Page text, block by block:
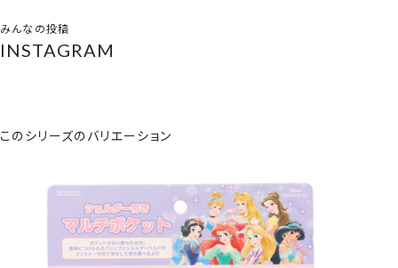
みんなの投稿
INSTAGRAM
このシリーズのバリエーション